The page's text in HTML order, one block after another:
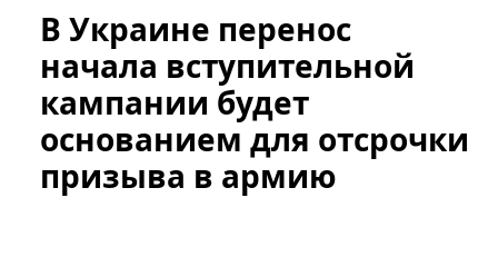
В Украине перенос
начала вступительной
кампании будет
основанием для отсрочки
призыва в армию